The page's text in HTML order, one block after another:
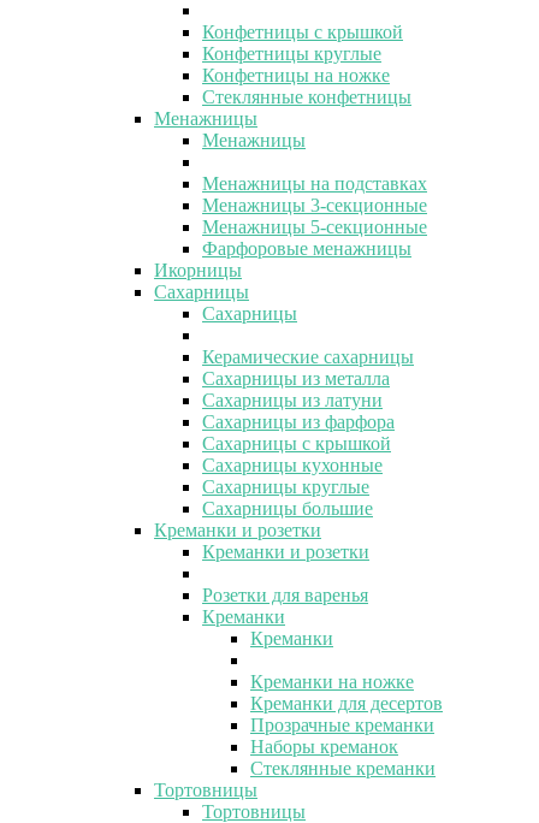
Конфетницы с крышкой
Конфетницы круглые
Конфетницы на ножке
Стеклянные конфетницы
Менажницы
Менажницы
Менажницы на подставках
Менажницы 3-секционные
Менажницы 5-секционные
Фарфоровые менажницы
Икорницы
Сахарницы
Сахарницы
Керамические сахарницы
Сахарницы из металла
Сахарницы из латуни
Сахарницы из фарфора
Сахарницы с крышкой
Сахарницы кухонные
Сахарницы круглые
Сахарницы большие
Креманки и розетки
Креманки и розетки
Розетки для варенья
Креманки
Креманки
Креманки на ножке
Креманки для десертов
Прозрачные креманки
Наборы креманок
Стеклянные креманки
Тортовницы
Тортовницы